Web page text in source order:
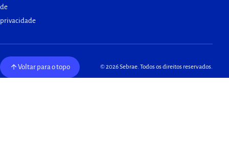
de
privacidade
Voltar para o topo © 2026 Sebrae. Todos os direitos reservados.